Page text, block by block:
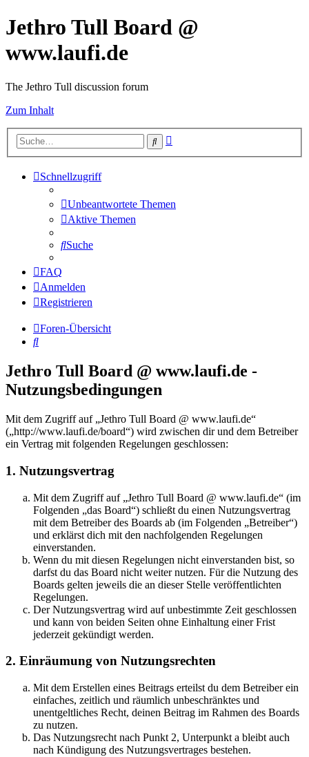
Jethro Tull Board @
www.laufi.de
The Jethro Tull discussion forum
Zum Inhalt
Suche
Schnellzugriff
Unbeantwortete Themen
Aktive Themen
Suche
FAQ
Anmelden
Registrieren
Foren-Übersicht
Suche
Jethro Tull Board @ www.laufi.de -
Nutzungsbedingungen
Mit dem Zugriff auf „Jethro Tull Board @ www.laufi.de“
(„http://www.laufi.de/board“) wird zwischen dir und dem Betreiber
ein Vertrag mit folgenden Regelungen geschlossen:
1. Nutzungsvertrag
Mit dem Zugriff auf „Jethro Tull Board @ www.laufi.de“ (im
Folgenden „das Board“) schließt du einen Nutzungsvertrag
mit dem Betreiber des Boards ab (im Folgenden „Betreiber“)
und erklärst dich mit den nachfolgenden Regelungen
einverstanden.
Wenn du mit diesen Regelungen nicht einverstanden bist, so
darfst du das Board nicht weiter nutzen. Für die Nutzung des
Boards gelten jeweils die an dieser Stelle veröffentlichten
Regelungen.
Der Nutzungsvertrag wird auf unbestimmte Zeit geschlossen
und kann von beiden Seiten ohne Einhaltung einer Frist
jederzeit gekündigt werden.
2. Einräumung von Nutzungsrechten
Mit dem Erstellen eines Beitrags erteilst du dem Betreiber ein
einfaches, zeitlich und räumlich unbeschränktes und
unentgeltliches Recht, deinen Beitrag im Rahmen des Boards
zu nutzen.
Das Nutzungsrecht nach Punkt 2, Unterpunkt a bleibt auch
nach Kündigung des Nutzungsvertrages bestehen.